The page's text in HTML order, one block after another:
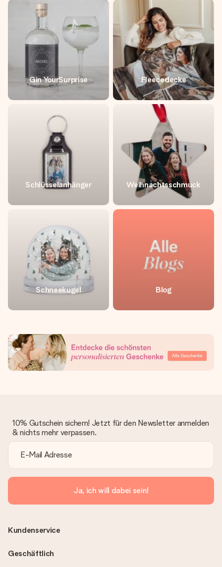
Gin YourSurprise Fleecedecke
Schlüsselanhänger Weihnachtsschmuck
Schneekugel Blog
10% Gutschein sichern! Jetzt für den Newsletter anmelden
& nichts mehr verpassen.
Ja, ich will dabei sein!
Kundenservice
Geschäftlich